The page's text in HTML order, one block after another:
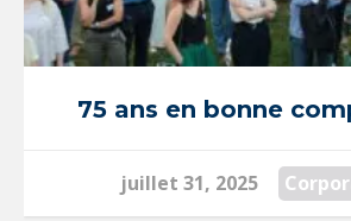
75 ans en bonne
juillet 31, 2025